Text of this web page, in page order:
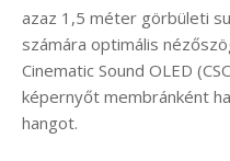
azaz 1,5 méter görbületi
számára optimális
Cinematic Sound OLED
képernyőt membránként
hangot.